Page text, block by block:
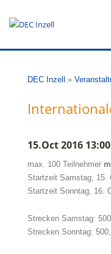
DEC Inzell »
15.Oct 2016
max. 100 Teilnehmer
Startzeit Samstag, 15.
Startzeit Sonntag, 16.
Strecken Samstag:
Strecken Sonntag: